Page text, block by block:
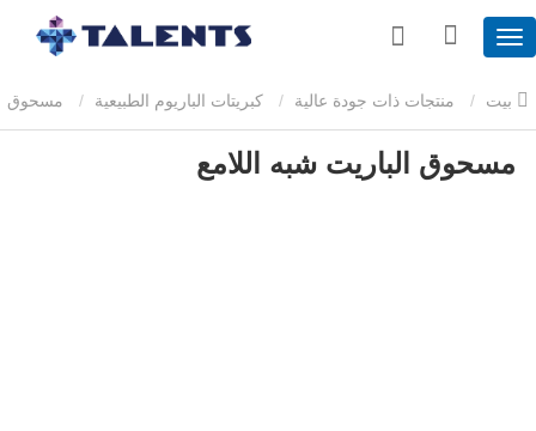
منتجات ذات جودة عالية كبريتات الباريوم الطبيعية مسحوق
الباريت شبه اللامع
مسحوق الباريت شبه اللامع